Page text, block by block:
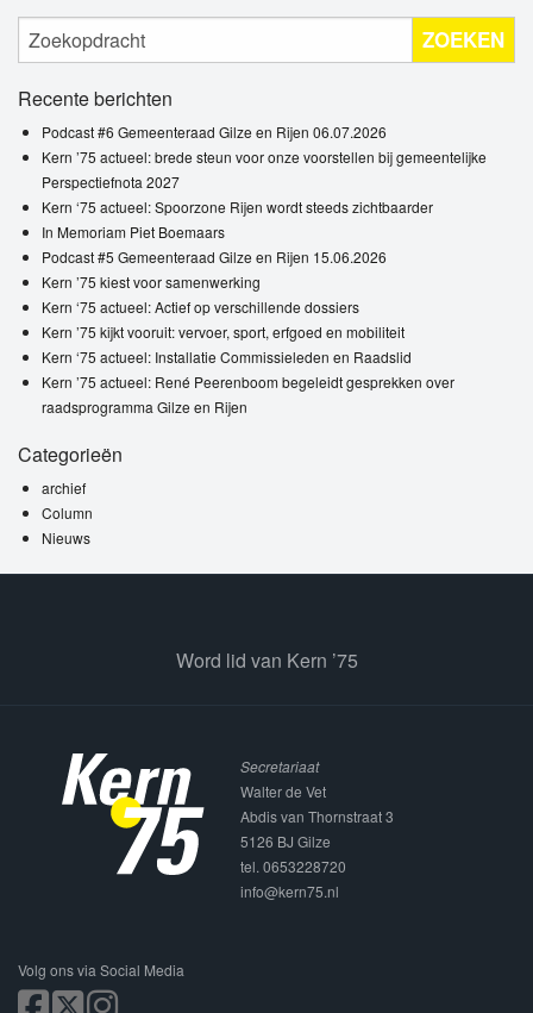
ZOEKEN
Recente berichten
Podcast #6 Gemeenteraad Gilze en Rijen 06.07.2026
Kern ’75 actueel: brede steun voor onze voorstellen bij gemeentelijke
Perspectiefnota 2027
Kern ‘75 actueel: Spoorzone Rijen wordt steeds zichtbaarder
In Memoriam Piet Boemaars
Podcast #5 Gemeenteraad Gilze en Rijen 15.06.2026
Kern ’75 kiest voor samenwerking
Kern ‘75 actueel: Actief op verschillende dossiers
Kern ’75 kijkt vooruit: vervoer, sport, erfgoed en mobiliteit
Kern ‘75 actueel: Installatie Commissieleden en Raadslid
Kern ’75 actueel: René Peerenboom begeleidt gesprekken over
raadsprogramma Gilze en Rijen
Categorieën
archief
Column
Nieuws
Word lid van Kern ’75
Secretariaat
Walter de Vet
Abdis van Thornstraat 3
5126 BJ Gilze
tel. 0653228720
info@kern75.nl
Volg ons via Social Media